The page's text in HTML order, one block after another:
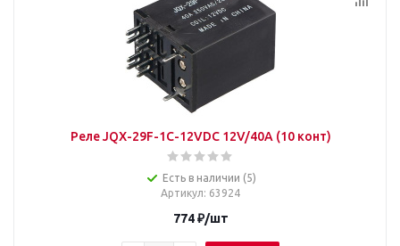
Реле JQX-29F-1C-12VDC 12V/40A (10 конт)
Есть в наличии (5)
Артикул: 63924
774₽/шт